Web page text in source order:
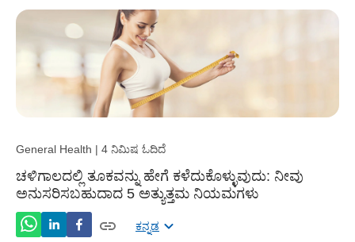
General Health | 4 ನಿಮಿಷ ಓದಿದೆ
ಚಳಿಗಾಲದಲ್ಲಿ ತೂಕವನ್ನು ಹೇಗೆ ಕಳೆದುಕೊಳ್ಳುವುದು: ನೀವು
ಅನುಸರಿಸಬಹುದಾದ 5 ಅತ್ಯುತ್ತಮ ನಿಯಮಗಳು
ಕನ್ನಡ